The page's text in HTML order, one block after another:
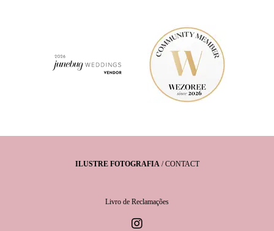
ILUSTRE FOTOGRAFIA/CONTACT
Livro de Reclamações